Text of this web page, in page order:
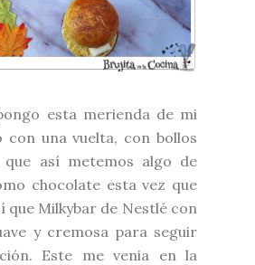
esta merienda de mi
con una vuelta, con bollos
que así metemos algo de
chocolate esta vez que
que Milkybar de Nestlécon
y cremosa para seguir
Este me venia en la